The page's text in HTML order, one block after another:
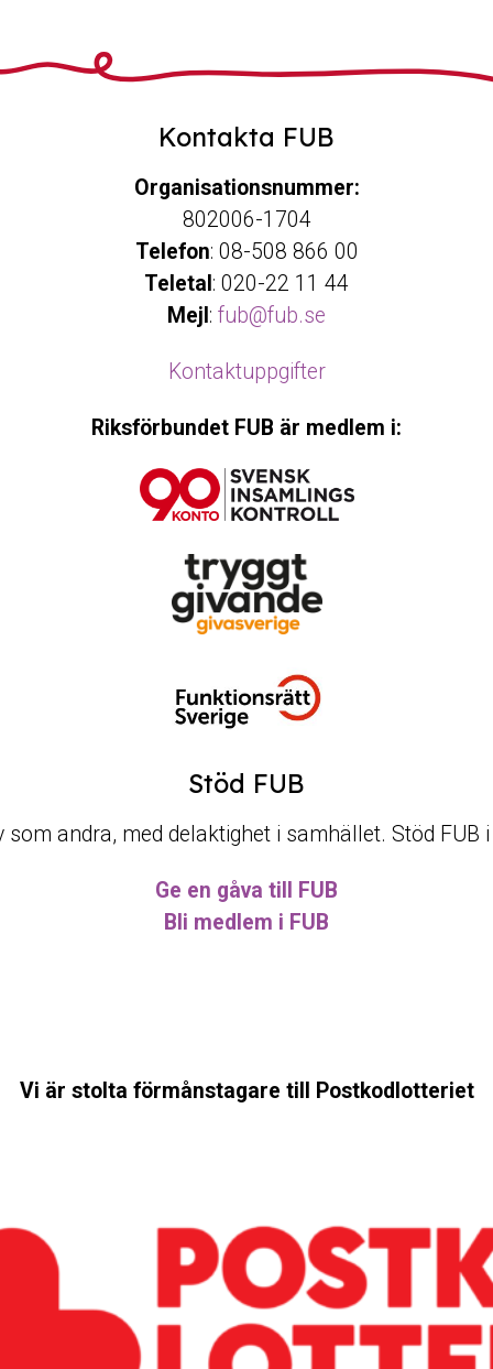
Kontakta FUB
Organisationsnummer:
802006-1704
Telefon: 08-508 866 00
Teletal : 020-22 11 44
Mejl : fub@fub.se
Kontaktuppgifter
Riksförbundet FUB är medlem i:
Stöd FUB
som andra, med delaktighet i samhället. Stöd FUB
Ge en gåva till FUB
Bli medlem i FUB
Vi är stolta förmånstagare till Postkodlotteriet